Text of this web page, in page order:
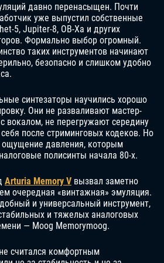
давно перенасыщен. Почти
уже выпустил собственные
5, Jupiter-8, OB-Xa и других
Формально выбор огромный.
таких инструментов начинают
безопасно и слишком удобно
синтезаторы научились хорошо
Они не разваливают мастер-
вокалом, не перегружают середину
после стриминговых кодеков. Но
ощущение давления, которым
полисинты начала 80-х.
Arturia Memory V вызвал заметно
очередная «винтажная» эмуляция.
и универсальный инструмент,
и тяжелых аналоговых
— Moog Memorymoog.
считался комфортным